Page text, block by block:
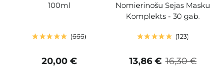
100ml
666
20,00 €
Nomierinošu Sejas Masku
Komplekts - 30 gab.
123
16,30 €
13,86 €